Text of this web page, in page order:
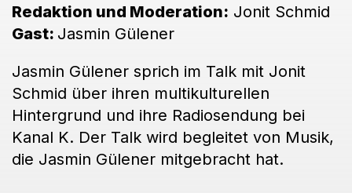
Redaktion und Moderation: Jonit Schmid
Gast: Jasmin Gülener
Jasmin Gülener sprich im Talk mit Jonit
Schmid über ihren multikulturellen
Hintergrund und ihre Radiosendung bei
Kanal K. Der Talk wird begleitet von Musik,
die Jasmin Gülener mitgebracht hat.